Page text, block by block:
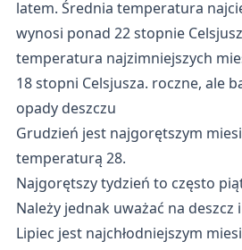
latem. Średnia temperatura
wynosi ponad 22 stopnie
temperatura najzimniejszych
18 stopni Celsjusza. roczne, ale
opady deszczu
Grudzień jest najgorętszym
temperaturą 28.
Najgorętszy tydzień to często
Należy jednak uważać na deszcz
Lipiec jest najchłodniejszym